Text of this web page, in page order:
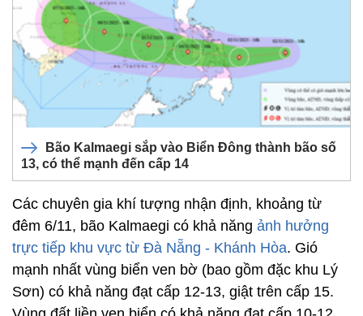
Bão Kalmaegi sắp vào Biển Đông thành bão số
13, có thể mạnh đến cấp 14
Các chuyên gia khí tượng nhận định, khoảng từ
đêm 6/11, bão Kalmaegi có khả năng ảnh hưởng
trực tiếp khu vực từ Đà Nẵng - Khánh Hòa. Gió
mạnh nhất vùng biển ven bờ (bao gồm đặc khu Lý
Sơn) có khả năng đạt cấp 12-13, giật trên cấp 15.